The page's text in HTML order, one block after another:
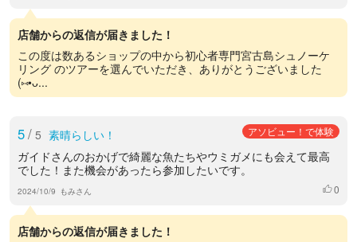
店舗からの返信が届きました！
この度は数あるショップの中から初心者専門宮古島シュノーケ
リング のツアーを選んでいただき、ありがとうございました
(⑅•ᴗ...
5/ 5 素晴らしい！ アソビュー！で体験
ガイドさんのおかげで綺麗な魚たちやウミガメにも会えて最高
でした！また機会があったら参加したいです。
2024/10/9 もみさん いいね
0
店舗からの返信が届きました！